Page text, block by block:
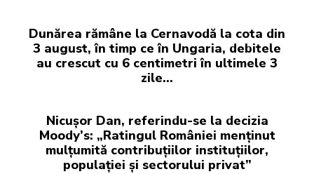
Dunărea rămâne la Cernavodă la cota din
3 august, în timp ce în Ungaria, debitele
au crescut cu 6 centimetri în ultimele 3
zile...
Nicușor Dan, referindu-se la decizia
Moody’s: „Ratingul României menținut
mulțumită contribuțiilor instituțiilor,
populației și sectorului privat”